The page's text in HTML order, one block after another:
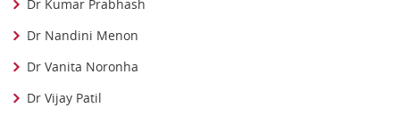
Dr Kumar Prabhash
Dr Nandini Menon
Dr Vanita Noronha
Dr Vijay Patil